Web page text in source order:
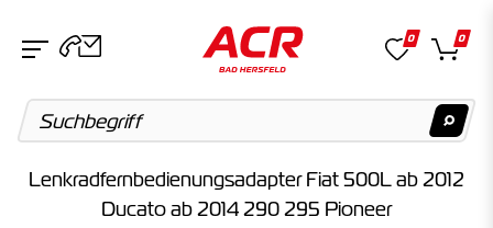
0 0
Lenkradfernbedienungsadapter Fiat 500L ab 2012
Ducato ab 2014 290 295 Pioneer